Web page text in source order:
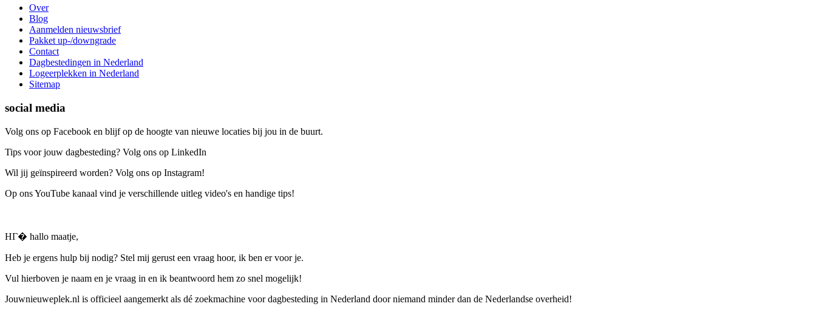
Over
Blog
Aanmelden nieuwsbrief
Pakket up-/downgrade
Contact
Dagbestedingen in Nederland
Logeerplekken in Nederland
Sitemap
social media
Volg ons op Facebook en blijf op de hoogte van nieuwe locaties bij jou in de buurt.
Tips voor jouw dagbesteding? Volg ons op LinkedIn
Wil jij geïnspireerd worden? Volg ons op Instagram!
Op ons YouTube kanaal vind je verschillende uitleg video's en handige tips!
HГ� hallo maatje,
Heb je ergens hulp bij nodig? Stel mij gerust een vraag hoor, ik ben er voor je.
Vul hierboven je naam en je vraag in en ik beantwoord hem zo snel mogelijk!
Jouwnieuweplek.nl is officieel aangemerkt als dé zoekmachine voor dagbesteding in Nederland door niemand minder dan de Nederlandse overheid!